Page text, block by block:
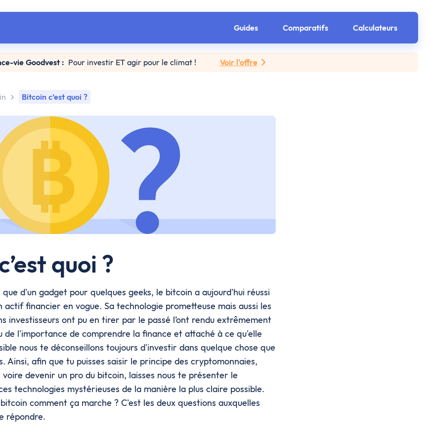
Guides Comparatifs Calculateurs
vie Goodvest : Pour investir ET agir pour le climat ! Voir l'offre
Bitcoin c’est quoi ?
quoi ?
que d'un gadget pour quelques geeks, le bitcoin a aujourd'hui réussi
actif financier en vogue. Sa technologie prometteuse mais aussi les
investisseurs ont pu en tirer par le passé l’ont rendu extrêmement
de l'importance de comprendre la finance et attaché à ce qu'elle
nous te déconseillons toujours d'investir dans quelque chose que
Ainsi, afin que tu puisses saisir le principe des cryptomonnaies,
devenir un pro du bitcoin, laisses nous te présenter le
technologies mystérieuses de la manière la plus claire possible.
comment ça marche ? C'est les deux questions auxquelles
répondre.